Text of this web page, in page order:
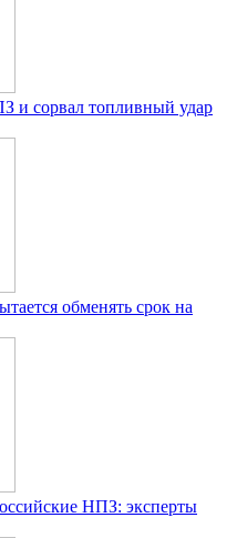
и сорвал топливный удар
обменять срок на
НПЗ: эксперты